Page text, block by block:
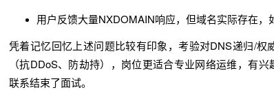
用户反馈大量NXDOMAIN响应，但域名实际存在，
凭着记忆回忆上述问题比较有印象，考验对DNS递归/
（抗DDoS、防劫持），岗位更适合专业网络运维，有
联系结束了面试。